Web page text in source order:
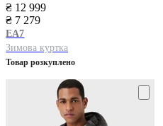
₴ 12 999
₴ 7 279
EA7
Зимова куртка
Товар розкуплено